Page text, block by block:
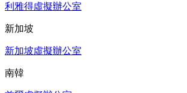
利雅得虛擬辦公室
新加坡
新加坡虛擬辦公室
南韓